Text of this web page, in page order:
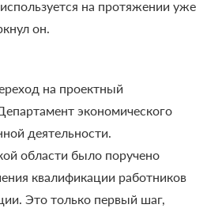
на протяжении уже
он.
на проектный
экономического
деятельности.
области было поручено
квалификации работников
Это только первый шаг,